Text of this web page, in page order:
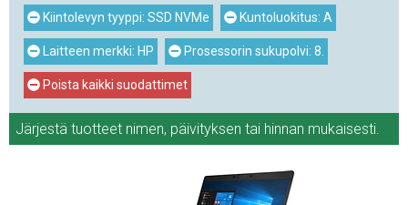
Kiintolevyn tyyppi: SSD NVMe
Kuntoluokitus: A
Laitteen merkki: HP Prosessorin sukupolvi: 8.
Poista kaikki suodattimet
Järjestä tuotteet nimen, päivityksen tai hinnan mukaisesti.